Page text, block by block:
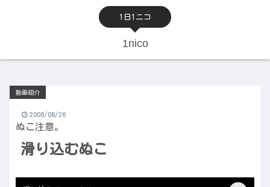
1日1ニコ
1nico
滑り込むぬこ
動画紹介
2008/08/26
ぬこ注意。